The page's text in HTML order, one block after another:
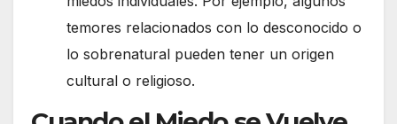
temores relacionados con lo desconocido o
lo sobrenatural pueden tener un origen
cultural o religioso.